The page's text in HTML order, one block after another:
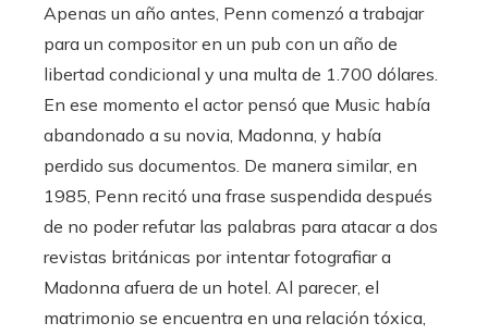
Apenas un año antes, Penn comenzó a trabajar
para un compositor en un pub con un año de
libertad condicional y una multa de 1.700 dólares.
En ese momento el actor pensó que Music había
abandonado a su novia, Madonna, y había
perdido sus documentos. De manera similar, en
1985, Penn recitó una frase suspendida después
de no poder refutar las palabras para atacar a dos
revistas británicas por intentar fotografiar a
Madonna afuera de un hotel. Al parecer, el
matrimonio se encuentra en una relación tóxica,